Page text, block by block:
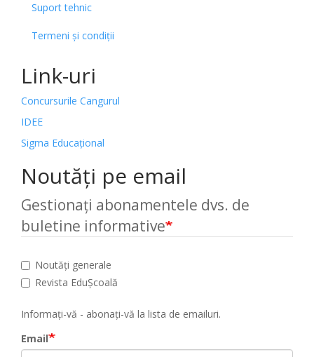
Suport tehnic
Termeni și condiții
Link-uri
Concursurile Cangurul
IDEE
Sigma Educațional
Noutăți pe email
Gestionați abonamentele dvs. de
buletine informative
Noutăți generale
Revista EduȘcoală
Informați-vă - abonați-vă la lista de emailuri.
Email